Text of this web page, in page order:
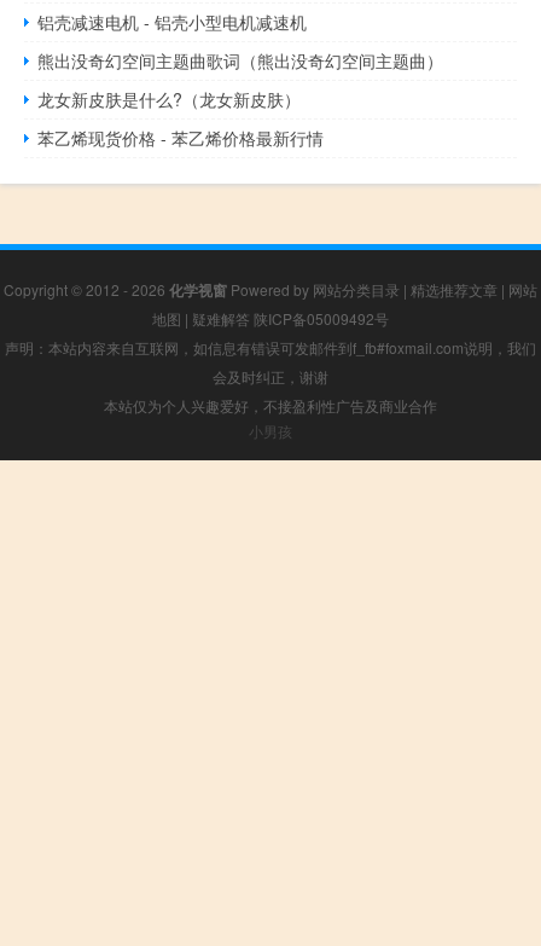
铝壳减速电机 - 铝壳小型电机减速机
熊出没奇幻空间主题曲歌词（熊出没奇幻空间主题曲）
龙女新皮肤是什么?（龙女新皮肤）
苯乙烯现货价格 - 苯乙烯价格最新行情
Copyright © 2012 - 2026 化学视窗 Powered by 网站分类目录 | 精选推荐文章 | 网站
地图 | 疑难解答 陕ICP备05009492号
声明：本站内容来自互联网，如信息有错误可发邮件到f_fb#foxmail.com说明，我们
会及时纠正，谢谢
本站仅为个人兴趣爱好，不接盈利性广告及商业合作
小男孩